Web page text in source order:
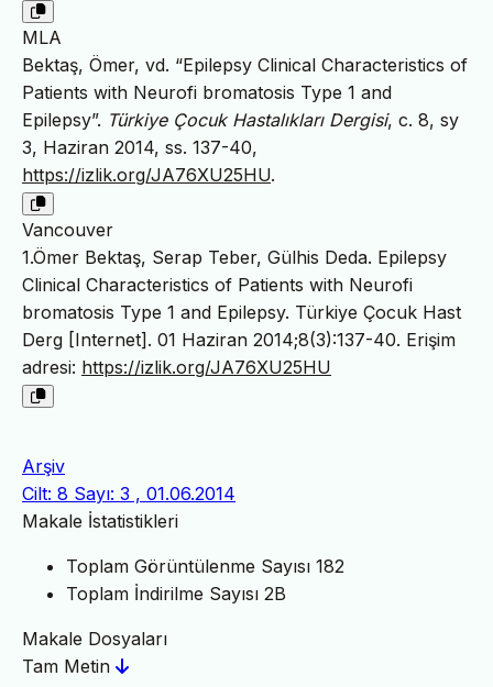
MLA
Bektaş, Ömer, vd. “Epilepsy Clinical Characteristics of
Patients with Neurofi bromatosis Type 1 and
Epilepsy”. Türkiye Çocuk Hastalıkları Dergisi, c. 8, sy
3, Haziran 2014, ss. 137-40,
https://izlik.org/JA76XU25HU.
Vancouver
1.Ömer Bektaş, Serap Teber, Gülhis Deda. Epilepsy
Clinical Characteristics of Patients with Neurofi
bromatosis Type 1 and Epilepsy. Türkiye Çocuk Hast
Derg [Internet]. 01 Haziran 2014;8(3):137-40. Erişim
adresi: https://izlik.org/JA76XU25HU
Arşiv
Cilt: 8 Sayı: 3 , 01.06.2014
Makale İstatistikleri
Toplam Görüntülenme Sayısı 182
Toplam İndirilme Sayısı 2B
Makale Dosyaları
Tam Metin